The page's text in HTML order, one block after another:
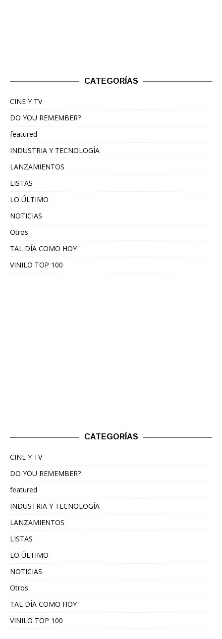
CATEGORÍAS
CINE Y TV
DO YOU REMEMBER?
featured
INDUSTRIA Y TECNOLOGÍA
LANZAMIENTOS
LISTAS
LO ÚLTIMO
NOTICIAS
Otros
TAL DÍA COMO HOY
VINILO TOP 100
CATEGORÍAS
CINE Y TV
DO YOU REMEMBER?
featured
INDUSTRIA Y TECNOLOGÍA
LANZAMIENTOS
LISTAS
LO ÚLTIMO
NOTICIAS
Otros
TAL DÍA COMO HOY
VINILO TOP 100